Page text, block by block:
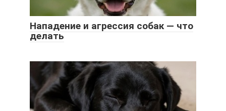
Нападение и агрессия собак — что
делать